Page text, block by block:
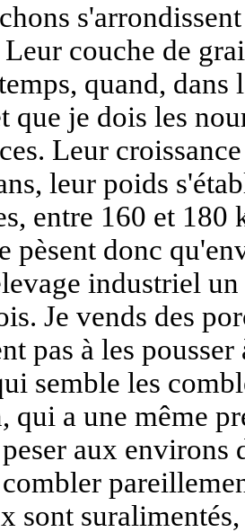
couche de
quand,
que je dois les
Leur
leur poids
entre 160 et
pèsent donc
industriel
Je vends des
pas à les
semble les
qui a une même
aux environs
sont